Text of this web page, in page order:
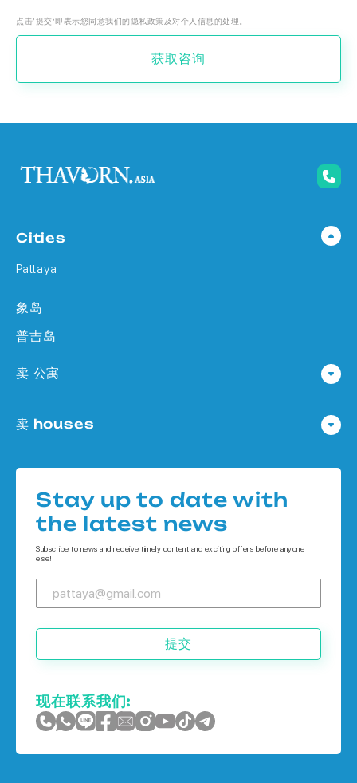
点击‘提交’即表示您同意我们的隐私政策及对个人信息的处理。
获取咨询
Cities
Pattaya
象岛
普吉岛
卖 公寓
公寓 在
公寓 在 普吉岛
卖 houses
Houses 在 象岛
Stay up to date with
the latest news
Subscribe to news and receive timely content and exciting offers before anyone
else!
提交
现在联系我们: